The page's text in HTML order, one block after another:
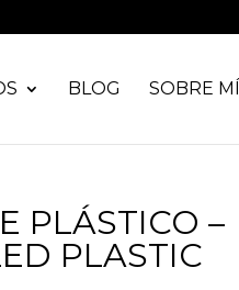
BLOG SOBRE MÍ
PLÁSTICO –
PLASTIC